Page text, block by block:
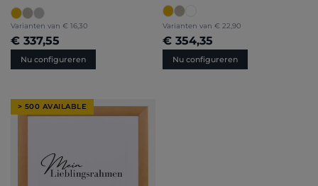
Varianten van € 16,30
€ 337,55
Nu configureren
Varianten van € 22,90
€ 354,35
Nu configureren
> 500 AVAILABLE